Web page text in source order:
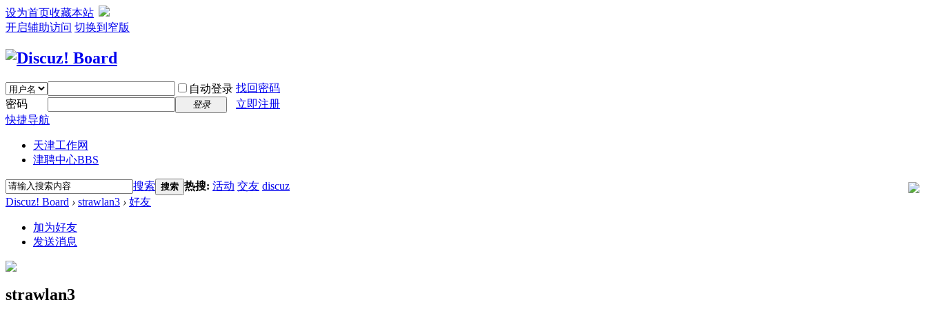
设为首页收藏本站
开启辅助访问 切换到窄版
自动登录 找回密码
密码
登录
立即注册
快捷导航
天津工作网
津聘中心BBS
搜索 搜索 热搜: 活动 交友 discuz
Discuz! Board › strawlan3 › 好友
加为好友
发送消息
strawlan3